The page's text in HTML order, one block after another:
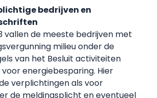
bedrijven en
vallen de meeste bedrijven met
milieu onder de
van het Besluit activiteiten
energiebesparing. Hier
verplichtingen als voor
de meldingsplicht en eventueel